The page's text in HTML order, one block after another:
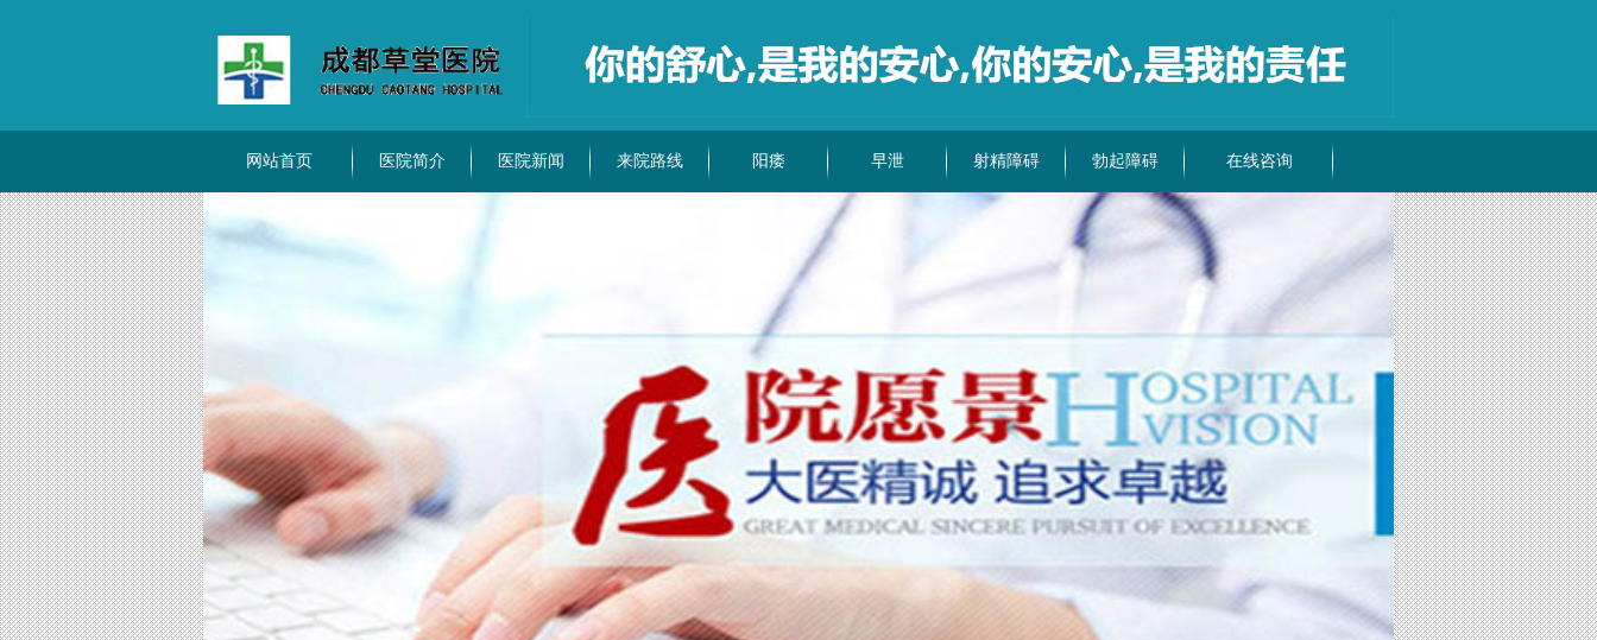
网站首页 医院简介 医院新闻 来院路线 阳痿 早泄 射精障碍 勃起障碍 在线咨询